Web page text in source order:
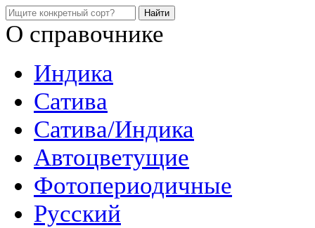
О справочнике
Индика
Сатива
Сатива/Индика
Автоцветущие
Фотопериодичные
Русский